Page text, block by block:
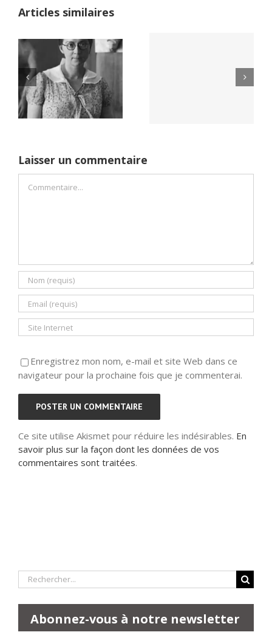
Articles similaires
Netflix Field of
Dreams (1989)
Yaïr Golan : une
Laisser un commentaire
Enregistrez mon nom, e-mail et site Web dans ce
navigateur pour la prochaine fois que je commenterai.
Ce site utilise Akismet pour réduire les indésirables. En
savoir plus sur la façon dont les données de vos
commentaires sont traitées.
Rechercher:
Abonnez-vous à notre newsletter